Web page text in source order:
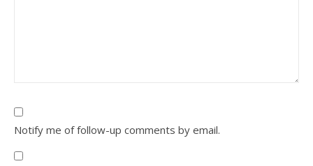
Notify me of follow-up comments by email.